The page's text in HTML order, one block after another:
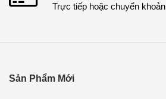
Trực tiếp hoặc chuyển khoản
Sản Phẩm Mới